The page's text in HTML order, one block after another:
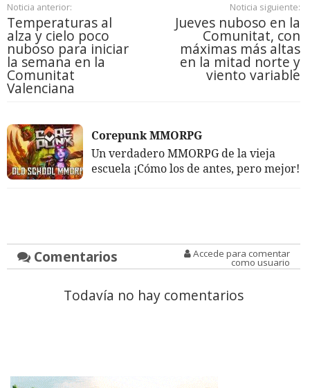
Noticia anterior:
Temperaturas al
alza y cielo poco
nuboso para iniciar
la semana en la
Comunitat
Valenciana
Noticia siguiente:
Jueves nuboso en la
Comunitat, con
máximas más altas
en la mitad norte y
viento variable
Corepunk MMORPG
Un verdadero MMORPG de la vieja
escuela ¡Cómo los de antes, pero mejor!
Comentarios Accede para comentar
como usuario
Todavía no hay comentarios